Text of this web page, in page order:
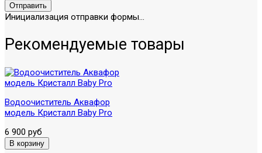
Отправить
Инициализация отправки формы...
Рекомендуемые товары
Водоочиститель Аквафор
модель Кристалл Baby Pro
6 900 руб